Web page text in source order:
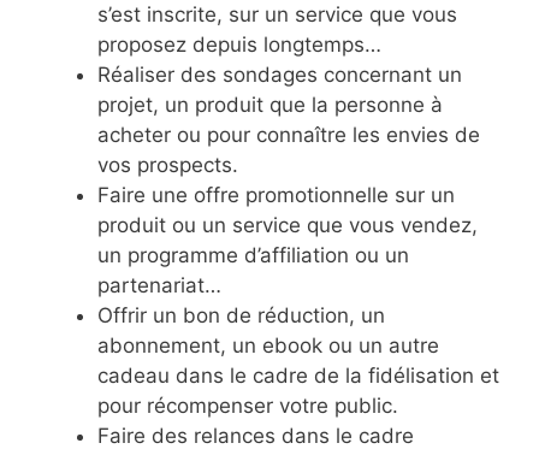
s’est inscrite, sur un service que vous
proposez depuis longtemps…
Réaliser des sondages concernant un
projet, un produit que la personne à
acheter ou pour connaître les envies de
vos prospects.
Faire une offre promotionnelle sur un
produit ou un service que vous vendez,
un programme d’affiliation ou un
partenariat…
Offrir un bon de réduction, un
abonnement, un ebook ou un autre
cadeau dans le cadre de la fidélisation et
pour récompenser votre public.
Faire des relances dans le cadre